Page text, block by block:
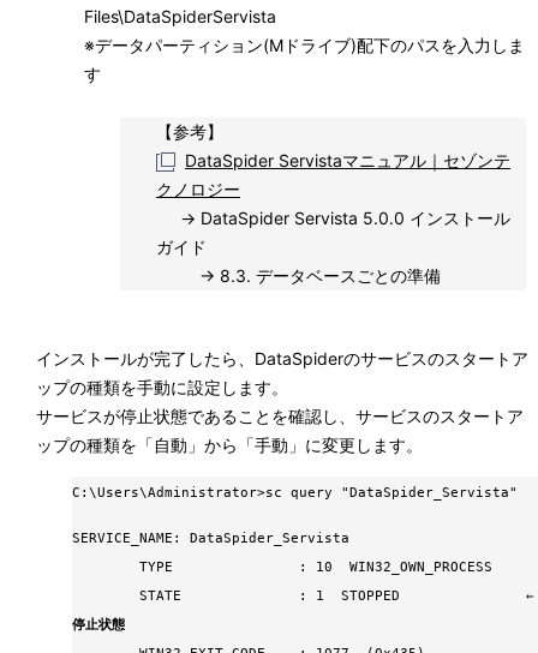
Files\DataSpiderServista
※データパーティション(Mドライブ)配下のパスを入力しま
す
【参考】
DataSpider Servistaマニュアル｜セゾンテ
クノロジー
→ DataSpider Servista 5.0.0 インストール
ガイド
→ 8.3. データベースごとの準備
インストールが完了したら、DataSpiderのサービスのスタートア
ップの種類を手動に設定します。
サービスが停止状態であることを確認し、サービスのスタートア
ップの種類を「自動」から「手動」に変更します。
C:\Users\Administrator>sc query "DataSpider_Servista"
SERVICE_NAME: DataSpider_Servista
TYPE : 10 WIN32_OWN_PROCESS
STATE : 1 STOPPED ←
停止状態